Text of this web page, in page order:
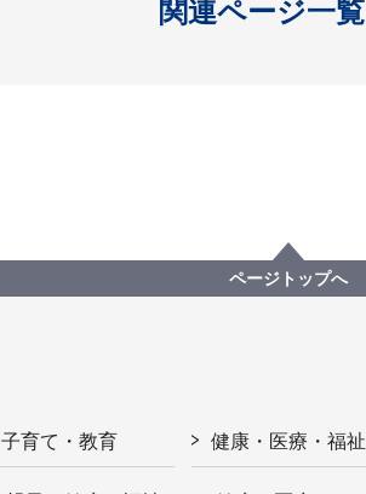
関連ページ一覧
ページトップへ
子育て・教育 健康・医療・福祉